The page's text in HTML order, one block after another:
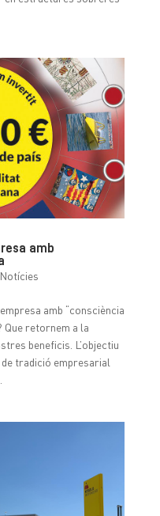
amb
Notícies
amb “consciència
Que retornem a la
beneficis. L’objectiu
tradició empresarial